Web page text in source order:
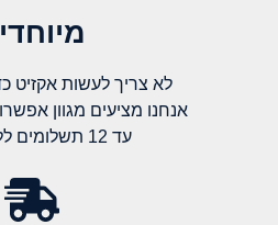
לא צריך לעשות אקזיט
אנחנו מציעים מגוון
עד 12 תשלומים ללא ריבית.